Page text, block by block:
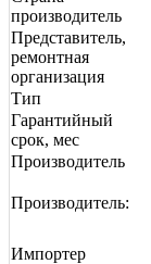
производитель
Представитель,
ремонтная
организация
Тип
Гарантийный
срок, мес
Производитель
Производитель:
Импортер